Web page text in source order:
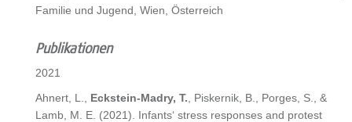
Familie und Jugend, Wien, Österreich
Publikationen
2021
Ahnert, L., Eckstein-Madry, T. , Piskernik, B., Porges, S., &
Lamb, M. E. (2021). Infants‘ stress responses and protest